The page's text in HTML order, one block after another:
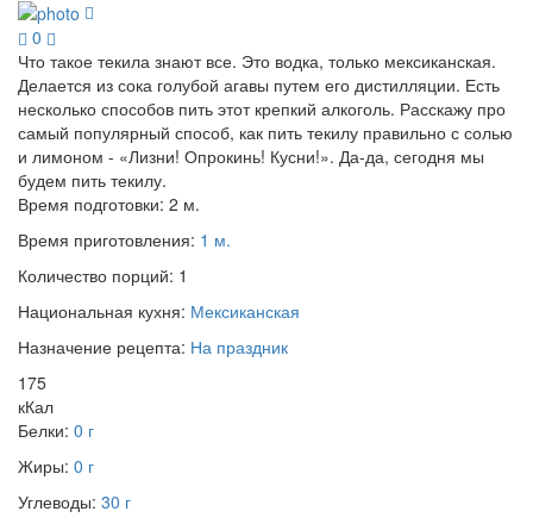
0
Что такое текила знают все. Это водка, только мексиканская.
Делается из сока голубой агавы путем его дистилляции. Есть
несколько способов пить этот крепкий алкоголь. Расскажу про
самый популярный способ, как пить текилу правильно с солью
и лимоном - «Лизни! Опрокинь! Кусни!». Да-да, сегодня мы
будем пить текилу.
Время подготовки: 2 м.
Время приготовления: 1 м.
Количество порций: 1
Национальная кухня: Мексиканская
Назначение рецепта: На праздник
175
кКал
Белки: 0 г
Жиры: 0 г
Углеводы: 30 г